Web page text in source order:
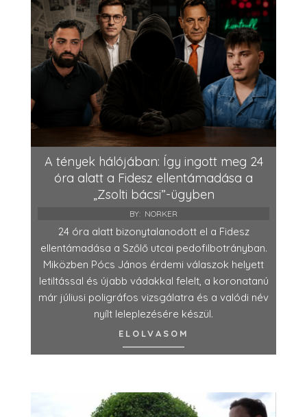
A tények hálójában: Így ingott meg 24
óra alatt a Fidesz ellentámadása a
„Zsolti bácsi”-ügyben
BY: NORKER
24 óra alatt bizonytalanodott el a Fidesz
ellentámadása a Szőlő utcai pedofilbotrányban.
Miközben Pócs János érdemi válaszok helyett
letiltással és újabb vádakkal felelt, a koronatanú
már júliusi poligráfos vizsgálatra és a valódi név
nyílt leleplezésére készül.
ELOLVASOM